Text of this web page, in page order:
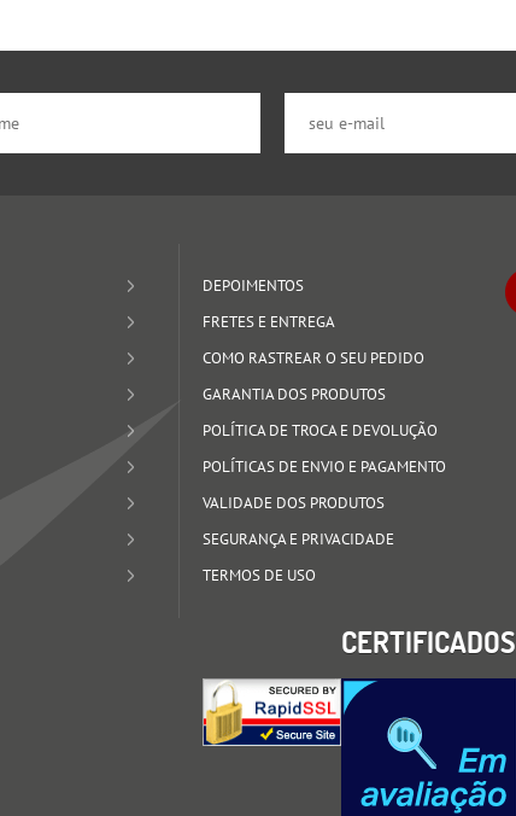
DEPOIMENTOS
FRETES E ENTREGA
COMO RASTREAR O SEU PEDIDO
GARANTIA DOS PRODUTOS
POLÍTICA DE TROCA E DEVOLUÇÃO
POLÍTICAS DE ENVIO E PAGAMENTO
VALIDADE DOS PRODUTOS
SEGURANÇA E PRIVACIDADE
TERMOS DE USO
CERTIFICADOS